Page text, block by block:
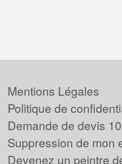
Mentions Légales
Politique de
Demande de devis
Suppression de mon
Devenez un peintre